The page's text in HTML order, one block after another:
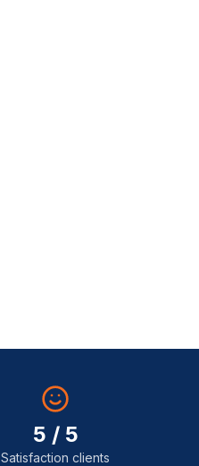
5 / 5
Satisfaction clients